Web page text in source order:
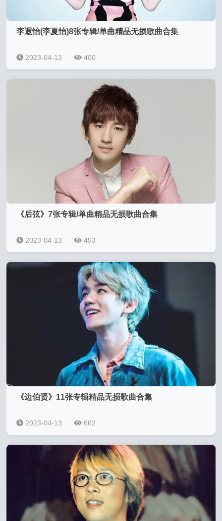
李遐怡(李夏怡)8张专辑/单曲精品无损歌曲合集
2023-04-13 400
《后弦》7张专辑/单曲精品无损歌曲合集
2023-04-13 453
《边伯贤》11张专辑精品无损歌曲合集
2023-04-13 662